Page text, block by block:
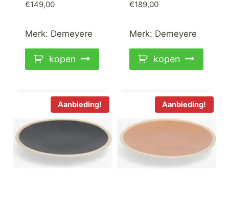
€149,00
Merk: Demeyere
kopen
€189,00
Merk: Demeyere
kopen
Aanbieding! Aanbieding!